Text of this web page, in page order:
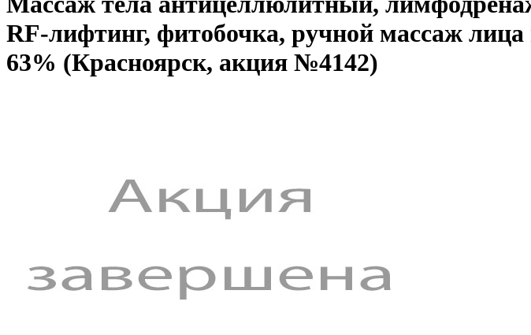
RF-лифтинг, фитобочка, ручной массаж
63% (Красноярск, акция №4142)